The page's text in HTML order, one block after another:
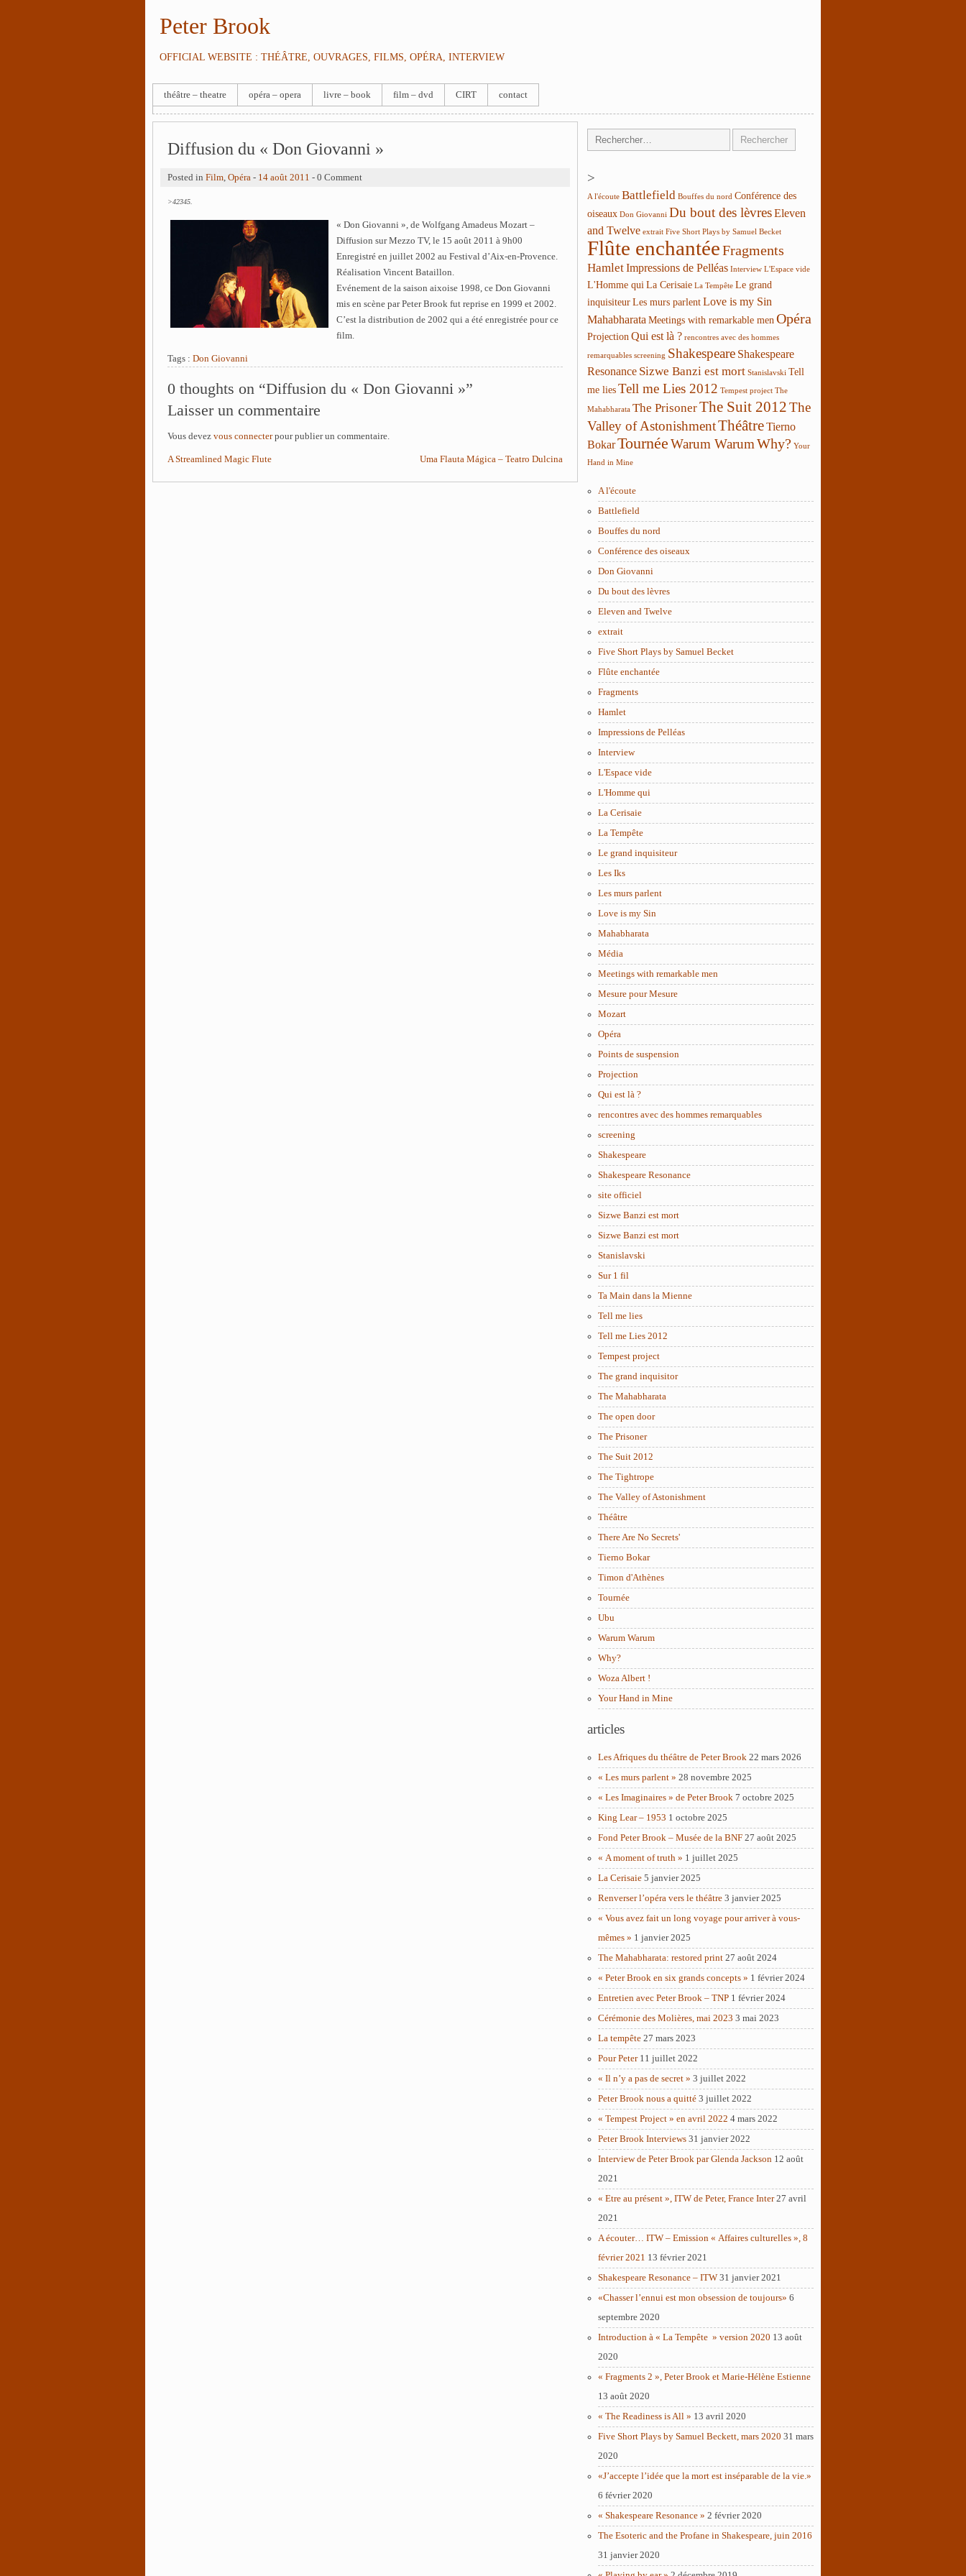
Peter Brook
OFFICIAL WEBSITE : THÉÂTRE, OUVRAGES, FILMS, OPÉRA, INTERVIEW
théâtre – theatre opéra – opera livre – book film – dvd CIRT contact
Diffusion du « Don Giovanni »
Posted in Film, Opéra - 14 août 2011 - 0 Comment
>42345.
« Don Giovanni », de Wolfgang Amadeus Mozart –
Diffusion sur Mezzo TV, le 15 août 2011 à 9h00
Enregistré en juillet 2002 au Festival d’Aix-en-Provence.
Réalisation Vincent Bataillon.
Evénement de la saison aixoise 1998, ce Don Giovanni
mis en scène par Peter Brook fut reprise en 1999 et 2002.
C’est la distribution de 2002 qui a été enregistrée pour ce
film.
Tags : Don Giovanni
0 thoughts on “Diffusion du « Don Giovanni »”
Laisser un commentaire
Vous devez vous connecterpour publier un commentaire.
A Streamlined Magic Flute Uma Flauta Mágica – Teatro Dulcina
>
A l'écoute Battlefield Bouffes du nord Conférence des
oiseaux Don Giovanni Du bout des lèvresEleven
and Twelve extrait Five Short Plays by Samuel Becket
Flûte enchantéeFragments
HamletImpressions de Pelléas Interview L'Espace vide
L'Homme qui La Cerisaie La Tempête Le grand
inquisiteur Les murs parlent Love is my Sin
Mahabharata Meetings with remarkable men Opéra
Projection Qui est là ? rencontres avec des hommes
remarquables screening Shakespeare Shakespeare
Resonance Sizwe Banzi est mort Stanislavski Tell
me lies Tell me Lies 2012 Tempest project The
Mahabharata The PrisonerThe Suit 2012The
Valley of AstonishmentThéâtreTierno
BokarTournéeWarum WarumWhy? Your
Hand in Mine
A l'écoute
Battlefield
Bouffes du nord
Conférence des oiseaux
Don Giovanni
Du bout des lèvres
Eleven and Twelve
extrait
Five Short Plays by Samuel Becket
Flûte enchantée
Fragments
Hamlet
Impressions de Pelléas
Interview
L'Espace vide
L'Homme qui
La Cerisaie
La Tempête
Le grand inquisiteur
Les Iks
Les murs parlent
Love is my Sin
Mahabharata
Média
Meetings with remarkable men
Mesure pour Mesure
Mozart
Opéra
Points de suspension
Projection
Qui est là ?
rencontres avec des hommes remarquables
screening
Shakespeare
Shakespeare Resonance
site officiel
Sizwe Banzi est mort
Sizwe Banzi est mort
Stanislavski
Sur 1 fil
Ta Main dans la Mienne
Tell me lies
Tell me Lies 2012
Tempest project
The grand inquisitor
The Mahabharata
The open door
The Prisoner
The Suit 2012
The Tightrope
The Valley of Astonishment
Théâtre
There Are No Secrets'
Tierno Bokar
Timon d'Athènes
Tournée
Ubu
Warum Warum
Why?
Woza Albert !
Your Hand in Mine
articles
Les Afriques du théâtre de Peter Brook 22 mars 2026
« Les murs parlent » 28 novembre 2025
« Les Imaginaires » de Peter Brook 7 octobre 2025
King Lear – 1953 1 octobre 2025
Fond Peter Brook – Musée de la BNF 27 août 2025
« A moment of truth » 1 juillet 2025
La Cerisaie 5 janvier 2025
Renverser l’opéra vers le théâtre 3 janvier 2025
« Vous avez fait un long voyage pour arriver à vous-
mêmes » 1 janvier 2025
The Mahabharata: restored print 27 août 2024
« Peter Brook en six grands concepts » 1 février 2024
Entretien avec Peter Brook – TNP 1 février 2024
Cérémonie des Molières, mai 2023 3 mai 2023
La tempête 27 mars 2023
Pour Peter 11 juillet 2022
« Il n’y a pas de secret » 3 juillet 2022
Peter Brook nous a quitté 3 juillet 2022
« Tempest Project » en avril 2022 4 mars 2022
Peter Brook Interviews 31 janvier 2022
Interview de Peter Brook par Glenda Jackson 12 août
2021
« Etre au présent », ITW de Peter, France Inter 27 avril
2021
A écouter… ITW – Emission « Affaires culturelles », 8
février 2021 13 février 2021
Shakespeare Resonance – ITW 31 janvier 2021
«Chasser l’ennui est mon obsession de toujours» 6
septembre 2020
Introduction à « La Tempête » version 2020 13 août
2020
« Fragments 2 », Peter Brook et Marie-Hélène Estienne
13 août 2020
« The Readiness is All » 13 avril 2020
Five Short Plays by Samuel Beckett, mars 2020 31 mars
2020
«J’accepte l’idée que la mort est inséparable de la vie.»
6 février 2020
« Shakespeare Resonance » 2 février 2020
The Esoteric and the Profane in Shakespeare, juin 2016
31 janvier 2020